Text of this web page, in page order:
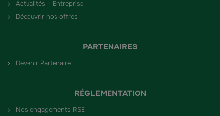
Actualités – Entreprise
Découvrir nos offres
PARTENAIRES
Devenir Partenaire
RÉGLEMENTATION
Nos engagements RSE